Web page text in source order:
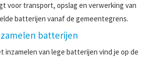
voor transport, opslag en verwerking van
batterijen vanaf de gemeentegrens.
batterijen
inzamelen van lege batterijen vind je op de